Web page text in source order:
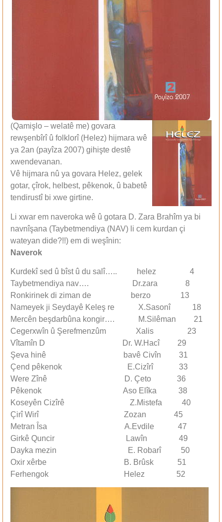
(Qamişlo – welatê me) govara
rewşenbîrî û folklorî (Helez) hijmara wê
ya 2an (payîza 2007) gihişte destê
xwendevanan.
Vê hijmara nû ya govara Helez, gelek
gotar, çîrok, helbest, pêkenok, û babetê
tendirustî bi xwe girtine.
Li xwar em naveroka wê û gotara D. Zara Brahîm ya bi
navnîşana (Taybetmendiya (NAV) li cem kurdan çi
wateyan dide?!!) em di weşînin:
Naverok
Kurdekî sed û bîst û du salî….. helez 4
Taybetmendiya nav…. Dr.zara 8
Ronkirinek di ziman de berzo 13
Nameyek ji Seydayê Keleş re X.Sasonî 18
Mercên beşdarbûna kongir…. M.Silêman 21
Cegerxwîn û Şerefmenzûm Xalis 23
Vîtamîn D Dr. W.Hacî 29
Şeva hinê bavê Civîn 31
Çend pêkenok E.Cizîrî 33
Were Zînê D. Çeto 36
Pêkenok Aso Elîka 38
Koseyên Cizîrê Z.Mistefa 40
Çirî Wirî Zozan 45
Metran Îsa A.Evdile 47
Girkê Quncir Lawîn 49
Dayka mezin E. Robarî 50
Oxir xêrbe B. Brûsk 51
Ferhengok Helez 52